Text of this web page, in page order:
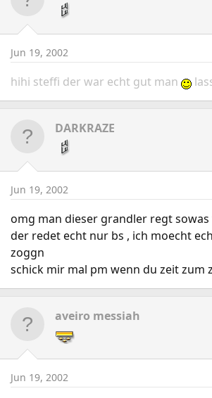
Jun 19, 2002
hihi steffi der war echt gut man
DARKRAZE
Jun 19, 2002
omg man dieser grandler regt sowas
der redet echt nur bs , ich moecht
zoggn
schick mir mal pm wenn du zeit zum
aveiro messiah
Jun 19, 2002